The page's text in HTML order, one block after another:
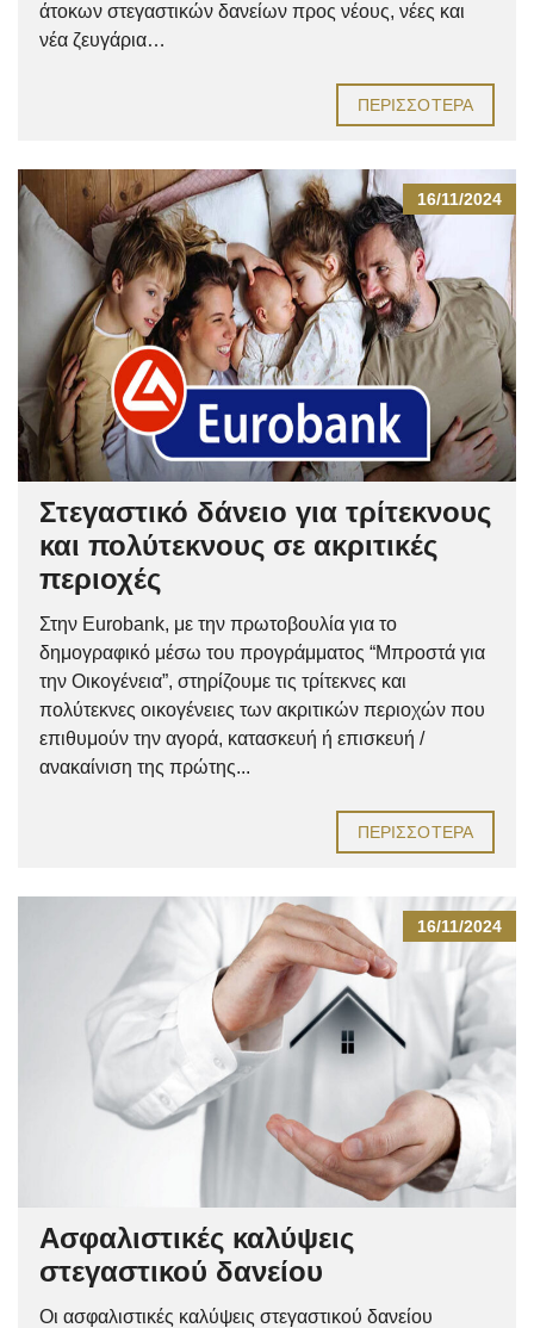
άτοκων στεγαστικών δανείων προς νέους, νέες και
νέα ζευγάρια…
ΠΕΡΙΣΣΌΤΕΡΑ
16/11/2024
Στεγαστικό δάνειο για τρίτεκνους
και πολύτεκνους σε ακριτικές
περιοχές
Στην Eurobank, με την πρωτοβουλία για το
δημογραφικό μέσω του προγράμματος “Μπροστά για
την Οικογένεια”, στηρίζουμε τις τρίτεκνες και
πολύτεκνες οικογένειες των ακριτικών περιοχών που
επιθυμούν την αγορά, κατασκευή ή επισκευή /
ανακαίνιση της πρώτης...
ΠΕΡΙΣΣΌΤΕΡΑ
16/11/2024
Ασφαλιστικές καλύψεις
στεγαστικού δανείου
Οι ασφαλιστικές καλύψεις στεγαστικού δανείου